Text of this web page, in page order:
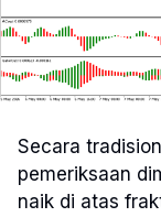
Secara
pemeriksaan
naik di atas